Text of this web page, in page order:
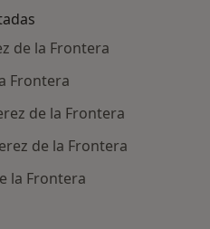
de la Frontera
Frontera
de la Frontera
de la Frontera
la Frontera